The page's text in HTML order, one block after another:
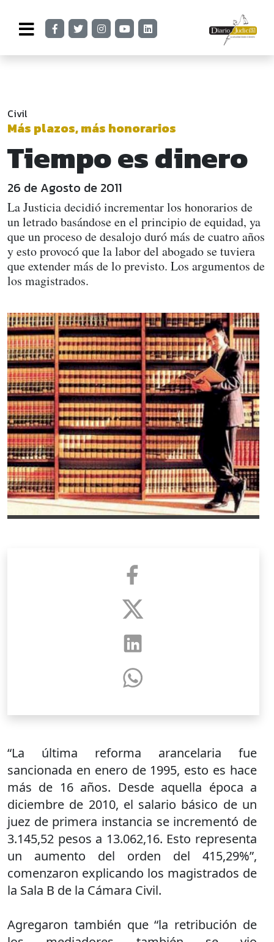
Civil
Más plazos, más honorarios
Tiempo es dinero
26 de Agosto de 2011
La Justicia decidió incrementar los honorarios de
un letrado basándose en el principio de equidad, ya
que un proceso de desalojo duró más de cuatro años
y esto provocó que la labor del abogado se tuviera
que extender más de lo previsto. Los argumentos de
los magistrados.
“La última reforma arancelaria fue
sancionada en enero de 1995, esto es hace
más de 16 años. Desde aquella época a
diciembre de 2010, el salario básico de un
juez de primera instancia se incrementó de
3.145,52 pesos a 13.062,16. Esto representa
un aumento del orden del 415,29%”,
comenzaron explicando los magistrados de
la Sala B de la Cámara Civil.
Agregaron también que “la retribución de